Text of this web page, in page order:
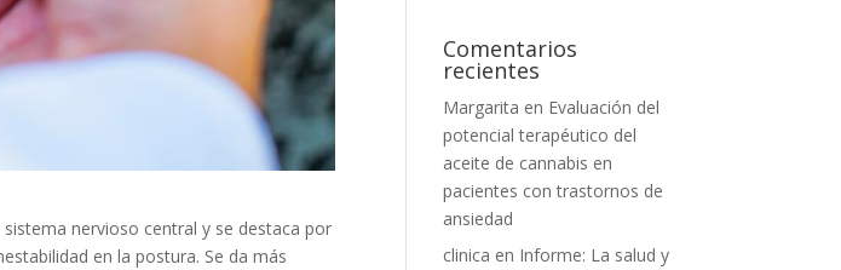
nervioso central y se destaca por
en la postura. Se da más
Comentarios
recientes
Margarita en Evaluación del
potencial terapéutico del
aceite de cannabis en
pacientes con trastornos de
ansiedad
clinica en Informe: La salud y